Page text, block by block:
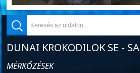
DUNAI KROKODILOK SE -
MÉRKŐZÉSEK